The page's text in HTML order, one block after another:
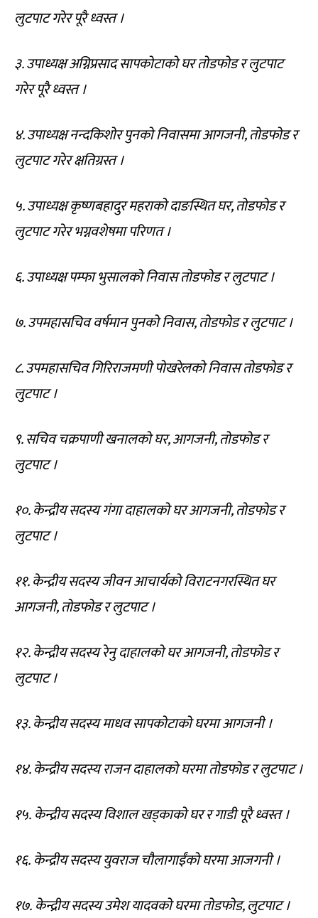
लुटपाट गरेर पूरै ध्वस्त ।
३. उपाध्यक्ष अग्निप्रसाद सापकोटाको घर तोडफोड र लुटपाट
गरेर पूरै ध्वस्त ।
४. उपाध्यक्ष नन्दकिशोर पुनको निवासमा आगजनी, तोडफोड र
लुटपाट गरेर क्षतिग्रस्त ।
५. उपाध्यक्ष कृष्णबहादुर महराको दाङस्थित घर, तोडफोड र
लुटपाट गरेर भग्नवशेषमा परिणत ।
६. उपाध्यक्ष पम्फा भुसालको निवास तोडफोड र लुटपाट ।
७. उपमहासचिव वर्षमान पुनको निवास, तोडफोड र लुटपाट ।
८. उपमहासचिव गिरिराजमणी पोखरेलको निवास तोडफोड र
लुटपाट ।
९. सचिव चक्रपाणी खनालको घर, आगजनी, तोडफोड र
लुटपाट ।
१०. केन्द्रीय सदस्य गंगा दाहालको घर आगजनी, तोडफोड र
लुटपाट ।
११. केन्द्रीय सदस्य जीवन आचार्यको विराटनगरस्थित घर
आगजनी, तोडफोड र लुटपाट ।
१२. केन्द्रीय सदस्य रेनु दाहालको घर आगजनी, तोडफोड र
लुटपाट ।
१३. केन्द्रीय सदस्य माधव सापकोटाको घरमा आगजनी ।
१४. केन्द्रीय सदस्य राजन दाहालको घरमा तोडफोड र लुटपाट ।
१५. ⁠केन्द्रीय सदस्य विशाल खड्काको घर र गाडी पूरै ध्वस्त ।
१६. ⁠केन्द्रीय सदस्य युवराज चौलागाईंको घरमा आजगनी ।
१७. ⁠केन्द्रीय सदस्य उमेश यादवको घरमा तोडफोड, लुटपाट ।